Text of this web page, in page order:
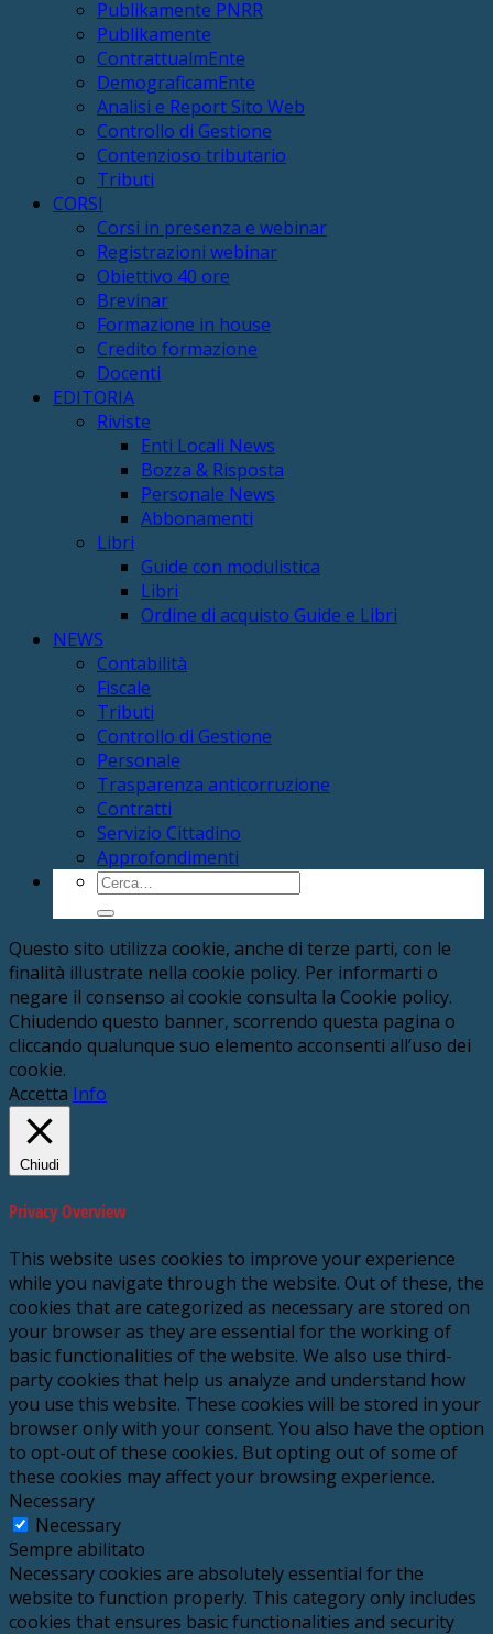
Publikamente PNRR
Publikamente
ContrattualmEnte
DemograficamEnte
Analisi e Report Sito Web
Controllo di Gestione
Contenzioso tributario
Tributi
CORSI
Corsi in presenza e webinar
Registrazioni webinar
Obiettivo 40 ore
Brevinar
Formazione in house
Credito formazione
Docenti
EDITORIA
Riviste
Enti Locali News
Bozza & Risposta
Personale News
Abbonamenti
Libri
Guide con modulistica
Libri
Ordine di acquisto Guide e Libri
NEWS
Contabilità
Fiscale
Tributi
Controllo di Gestione
Personale
Trasparenza anticorruzione
Contratti
Servizio Cittadino
Approfondimenti
Cerca:
Questo sito utilizza cookie, anche di terze parti, con le
finalità illustrate nella cookie policy. Per informarti o
negare il consenso ai cookie consulta la Cookie policy.
Chiudendo questo banner, scorrendo questa pagina o
cliccando qualunque suo elemento acconsenti all’uso dei
cookie.
Accetta Info
Chiudi
Privacy Overview
This website uses cookies to improve your experience
while you navigate through the website. Out of these, the
cookies that are categorized as necessary are stored on
your browser as they are essential for the working of
basic functionalities of the website. We also use third-
party cookies that help us analyze and understand how
you use this website. These cookies will be stored in your
browser only with your consent. You also have the option
to opt-out of these cookies. But opting out of some of
these cookies may affect your browsing experience.
Necessary
Necessary
Sempre abilitato
Necessary cookies are absolutely essential for the
website to function properly. This category only includes
cookies that ensures basic functionalities and security